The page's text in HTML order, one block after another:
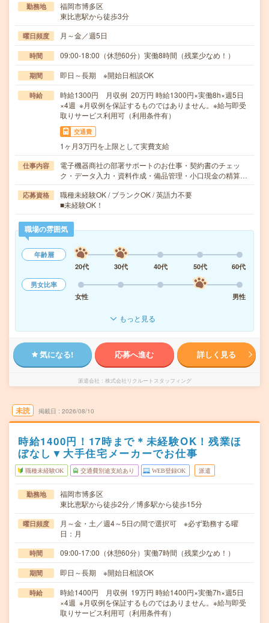
勤務地
福岡市博多区
東比恵駅から徒歩3分
曜日頻度 月～金／週5日
時間 09:00-18:00（休憩60分）実働8時間（残業少なめ！）
期間 即日～長期 ※開始日相談OK
時給
時給1300円 月収例 20万円 時給1300円×実働8h×週5日
×4週 ※月収例を保証するものではありません。※給与即受
取りサービス利用可（利用条件有）
交通費
1ヶ月3万円を上限として実費支給
仕事内容
電子機器商社の部署サポートのお仕事・契約書のチェッ
ク・データ入力・資料作成・備品管理・小口現金の精算…
応募資格
職種未経験OK / ブランクOK / 英語力不要
■未経験OK！
職場の雰囲気
年齢層
20代
30代 40代 50代
60代
男女比率
女性
男性
もっと見る
気になる! 応募へ進む 詳しく見る
派遣会社 株式会社リクルートスタッフィング
未読 掲載日 2026/08/10
時給1400円！17時まで＊未経験OK！残業ほ
ぼなし▼大手住宅メーカーでお仕事
職種未経験OK 交通費別途支給あり WEB登録OK 派遣
勤務地
福岡市博多区
東比恵駅から徒歩2分／博多駅から徒歩15分
曜日頻度
月～金・土／週4～5日の間で選択可 ※必ず勤務する曜
日：月
時間 09:00-17:00（休憩60分）実働7時間（残業少なめ！）
期間 即日～長期 ※開始日相談OK
時給
時給1400円 月収例 19万円 時給1400円×実働7h×週5日
×4週 ※月収例を保証するものではありません。※給与即受
取りサービス利用可（利用条件有）